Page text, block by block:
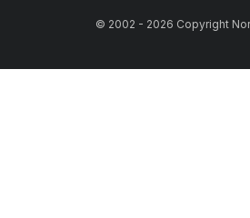
© 2002 - 2026 Copyright